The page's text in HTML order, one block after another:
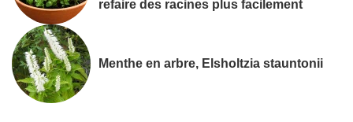
refaire des racines plus facilement
Menthe en arbre, Elsholtzia stauntonii